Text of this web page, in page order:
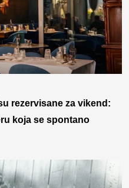
rezervisane za vikend:
koja se spontano